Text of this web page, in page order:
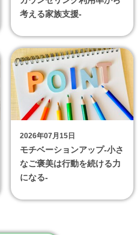
考える家族支援-
2026年07月15日
モチベーションアップ‐小さ
なご褒美は行動を続ける力
になる‐